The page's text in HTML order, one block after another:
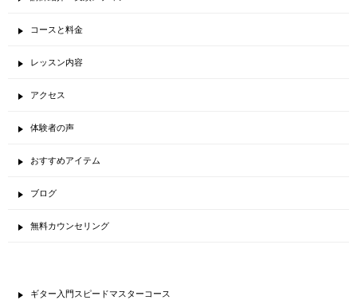
コースと料金
レッスン内容
アクセス
体験者の声
おすすめアイテム
ブログ
無料カウンセリング
ギター入門スピードマスターコース